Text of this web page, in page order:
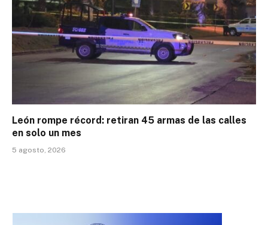
León rompe récord: retiran 45 armas de las calles
en solo un mes
5 agosto, 2026